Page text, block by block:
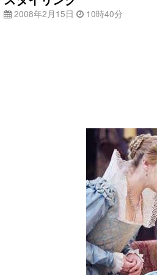
2008年2月15日 10時40分